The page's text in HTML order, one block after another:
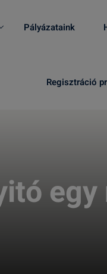
Pályázataink
Regisztráció
egy